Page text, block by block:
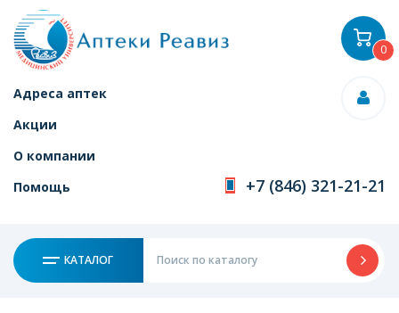
Адреса аптек
Акции
О компании
Помощь
+7 (846) 321-21-21
КАТАЛОГ
0